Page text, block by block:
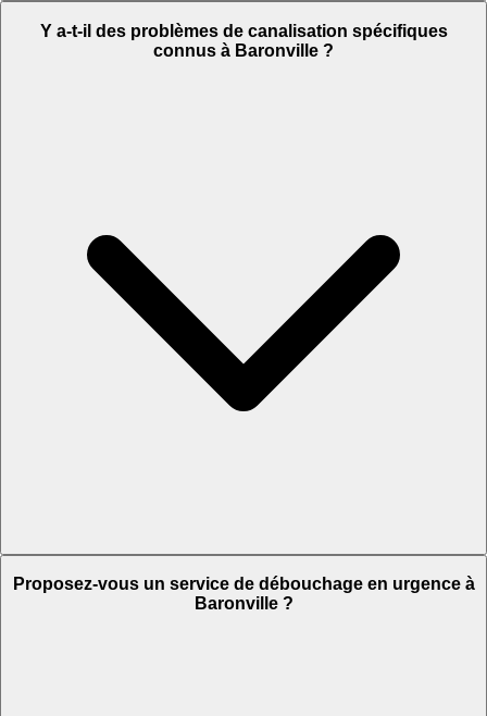
Y a-t-il des problèmes de canalisation spécifiques
connus à Baronville ?
Proposez-vous un service de débouchage en urgence à
Baronville ?